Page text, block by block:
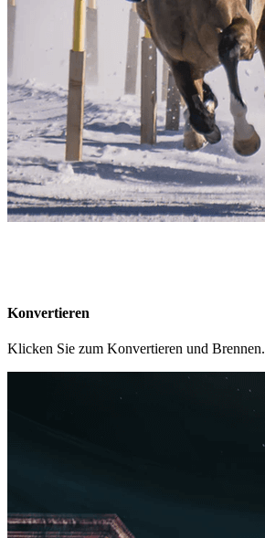
Konvertieren
Klicken Sie zum Konvertieren und Brennen.